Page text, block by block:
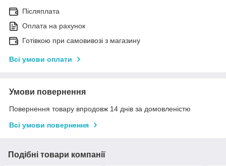
Післяплата
Оплата на рахунок
Готівкою при самовивозі з магазину
Всі умови оплати
Умови повернення
Повернення товару впродовж 14 днів за домовленістю
Всі умови повернення
Подібні товари компанії